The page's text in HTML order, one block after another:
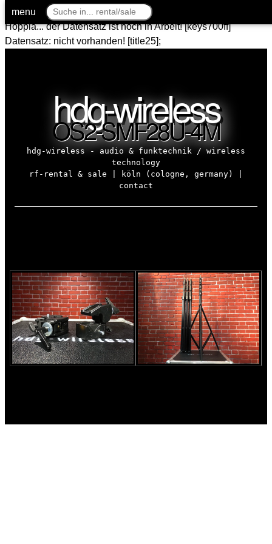
Hoppla... der Datensatz ist noch in Arbeit! [keys700ff]
Datensatz: nicht vorhanden! [title25];
menu
hdg-wireless
OS2-SMF28U-4M
hdg-wireless - audio & funktechnik / wireless
technology
rf-rental & sale | köln (cologne, germany) |
contact